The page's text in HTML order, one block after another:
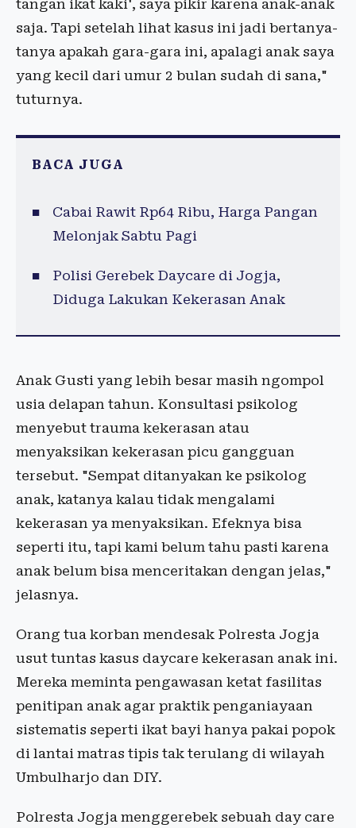
tangan ikat kaki', saya pikir karena anak-anak
saja. Tapi setelah lihat kasus ini jadi bertanya-
tanya apakah gara-gara ini, apalagi anak saya
yang kecil dari umur 2 bulan sudah di sana,"
tuturnya.
BACA JUGA
Cabai Rawit Rp64 Ribu, Harga Pangan
Melonjak Sabtu Pagi
Polisi Gerebek Daycare di Jogja,
Diduga Lakukan Kekerasan Anak
Anak Gusti yang lebih besar masih ngompol
usia delapan tahun. Konsultasi psikolog
menyebut trauma kekerasan atau
menyaksikan kekerasan picu gangguan
tersebut. "Sempat ditanyakan ke psikolog
anak, katanya kalau tidak mengalami
kekerasan ya menyaksikan. Efeknya bisa
seperti itu, tapi kami belum tahu pasti karena
anak belum bisa menceritakan dengan jelas,"
jelasnya.
Orang tua korban mendesak Polresta Jogja
usut tuntas kasus daycare kekerasan anak ini.
Mereka meminta pengawasan ketat fasilitas
penitipan anak agar praktik penganiayaan
sistematis seperti ikat bayi hanya pakai popok
di lantai matras tipis tak terulang di wilayah
Umbulharjo dan DIY.
Polresta Jogja menggerebek sebuah day care